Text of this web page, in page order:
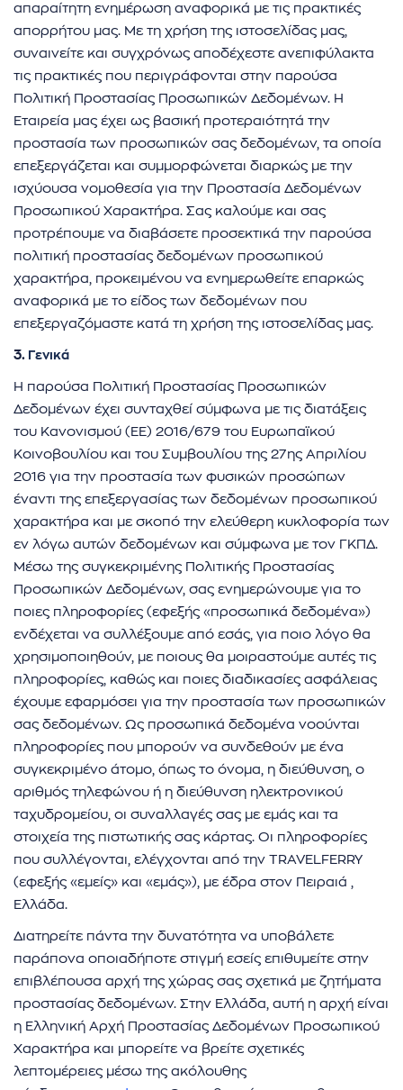
απαραίτητη ενημέρωση αναφορικά με τις πρακτικές
απορρήτου μας. Με τη χρήση της ιστοσελίδας μας,
συναινείτε και συγχρόνως αποδέχεστε ανεπιφύλακτα
τις πρακτικές που περιγράφονται στην παρούσα
Πολιτική Προστασίας Προσωπικών Δεδομένων. Η
Εταιρεία μας έχει ως βασική προτεραιότητά την
προστασία των προσωπικών σας δεδομένων, τα οποία
επεξεργάζεται και συμμορφώνεται διαρκώς με την
ισχύουσα νομοθεσία για την Προστασία Δεδομένων
Προσωπικού Χαρακτήρα. Σας καλούμε και σας
προτρέπουμε να διαβάσετε προσεκτικά την παρούσα
πολιτική προστασίας δεδομένων προσωπικού
χαρακτήρα, προκειμένου να ενημερωθείτε επαρκώς
αναφορικά με το είδος των δεδομένων που
επεξεργαζόμαστε κατά τη χρήση της ιστοσελίδας μας.
3. Γενικά
Η παρούσα Πολιτική Προστασίας Προσωπικών
Δεδομένων έχει συνταχθεί σύμφωνα με τις διατάξεις
του Κανονισμού (ΕΕ) 2016/679 του Ευρωπαϊκού
Κοινοβουλίου και του Συμβουλίου της 27ης Απριλίου
2016 για την προστασία των φυσικών προσώπων
έναντι της επεξεργασίας των δεδομένων προσωπικού
χαρακτήρα και με σκοπό την ελεύθερη κυκλοφορία των
εν λόγω αυτών δεδομένων και σύμφωνα με τον ΓΚΠΔ.
Μέσω της συγκεκριμένης Πολιτικής Προστασίας
Προσωπικών Δεδομένων, σας ενημερώνουμε για το
ποιες πληροφορίες (εφεξής «προσωπικά δεδομένα»)
ενδέχεται να συλλέξουμε από εσάς, για ποιο λόγο θα
χρησιμοποιηθούν, με ποιους θα μοιραστούμε αυτές τις
πληροφορίες, καθώς και ποιες διαδικασίες ασφάλειας
έχουμε εφαρμόσει για την προστασία των προσωπικών
σας δεδομένων. Ως προσωπικά δεδομένα νοούνται
πληροφορίες που μπορούν να συνδεθούν με ένα
συγκεκριμένο άτομο, όπως το όνομα, η διεύθυνση, ο
αριθμός τηλεφώνου ή η διεύθυνση ηλεκτρονικού
ταχυδρομείου, οι συναλλαγές σας με εμάς και τα
στοιχεία της πιστωτικής σας κάρτας. Οι πληροφορίες
που συλλέγονται, ελέγχονται από την TRAVELFERRY
(εφεξής «εμείς» και «εμάς»), με έδρα στον Πειραιά ,
Ελλάδα.
Διατηρείτε πάντα την δυνατότητα να υποβάλετε
παράπονα οποιαδήποτε στιγμή εσείς επιθυμείτε στην
επιβλέπουσα αρχή της χώρας σας σχετικά με ζητήματα
προστασίας δεδομένων. Στην Ελλάδα, αυτή η αρχή είναι
η Ελληνική Αρχή Προστασίας Δεδομένων Προσωπικού
Χαρακτήρα και μπορείτε να βρείτε σχετικές
λεπτομέρειες μέσω της ακόλουθης